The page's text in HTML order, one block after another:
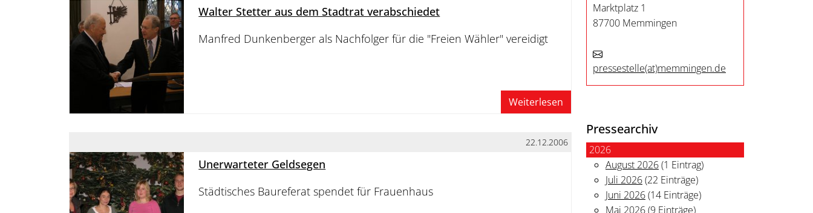
Walter Stetter aus dem Stadtrat verabschiedet
Manfred Dunkenberger als Nachfolger für die "Freien Wähler" vereidigt
Weiterlesen
22.12.2006
Unerwarteter Geldsegen
Städtisches Baureferat spendet für Frauenhaus
Marktplatz 1
87700 Memmingen
pressestelle(at)memmingen.de
Pressearchiv
2026
August 2026(1 Eintrag)
Juli 2026(22 Einträge)
Juni 2026(14 Einträge)
Mai 2026(9 Einträge)